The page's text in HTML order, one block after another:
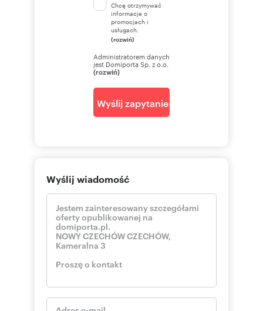
Chcę otrzymywać
informacje o
promocjach i
usługach.
(rozwiń)
Administratorem danych
jest Domiporta Sp. z o.o.
(rozwiń)
Wyślij zapytanie
Wyślij wiadomość